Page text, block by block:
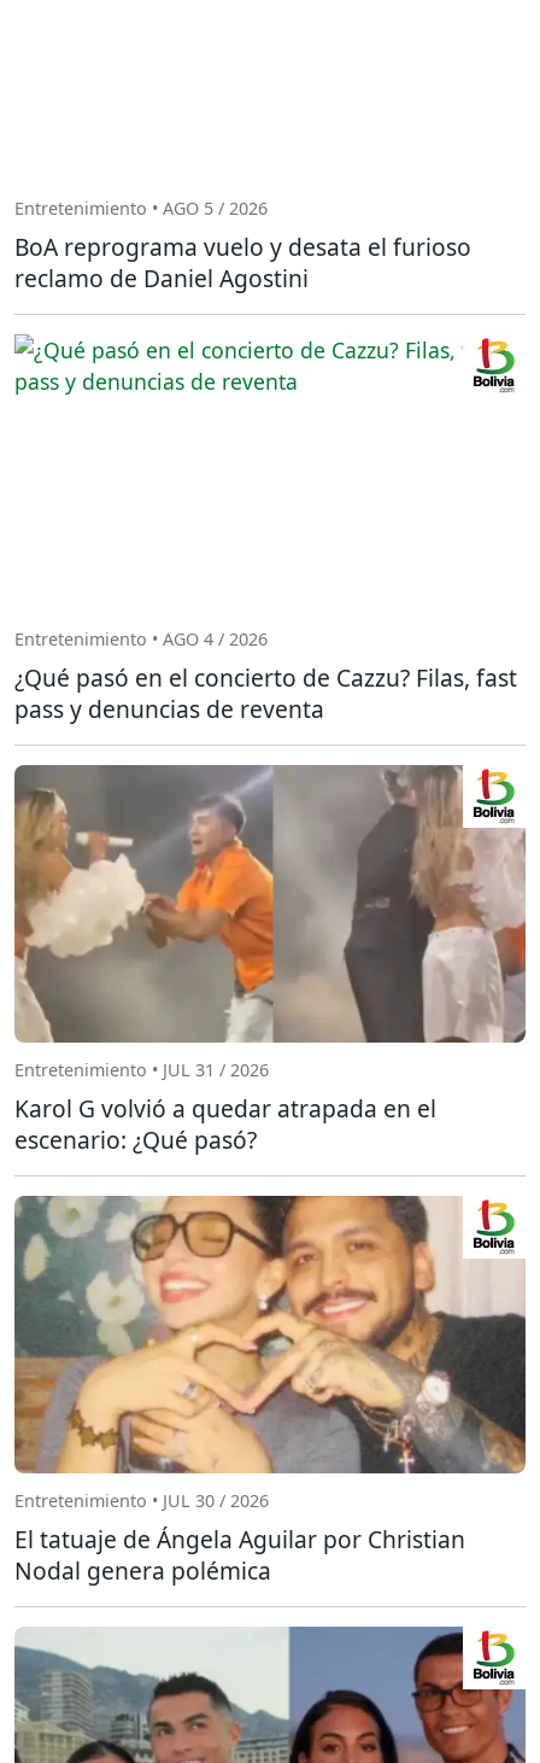
Entretenimiento • AGO 5 / 2026
BoA reprograma vuelo y desata el furioso
reclamo de Daniel Agostini
Entretenimiento • AGO 4 / 2026
¿Qué pasó en el concierto de Cazzu? Filas, fast
pass y denuncias de reventa
Entretenimiento • JUL 31 / 2026
Karol G volvió a quedar atrapada en el
escenario: ¿Qué pasó?
Entretenimiento • JUL 30 / 2026
El tatuaje de Ángela Aguilar por Christian
Nodal genera polémica